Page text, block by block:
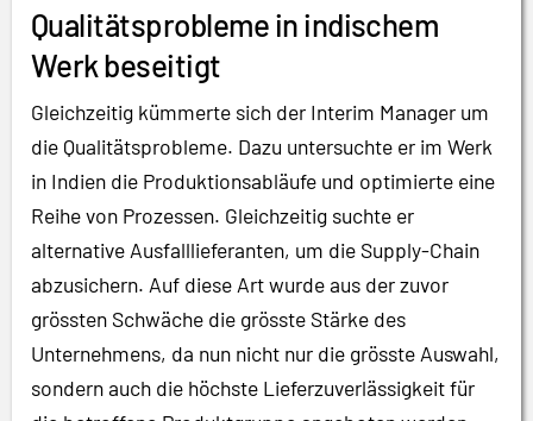
Qualitätsprobleme in indischem
Werk beseitigt
Gleichzeitig kümmerte sich der Interim Manager um
die Qualitätsprobleme. Dazu untersuchte er im Werk
in Indien die Produktionsabläufe und optimierte eine
Reihe von Prozessen. Gleichzeitig suchte er
alternative Ausfalllieferanten, um die Supply-Chain
abzusichern. Auf diese Art wurde aus der zuvor
grössten Schwäche die grösste Stärke des
Unternehmens, da nun nicht nur die grösste Auswahl,
sondern auch die höchste Lieferzuverlässigkeit für